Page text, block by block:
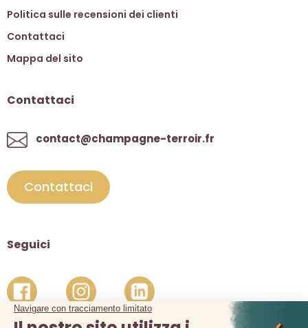
Politica sulle recensioni dei clienti
Contattaci
Mappa del sito
Contattaci
contact@champagne-terroir.fr
Contattaci
Seguici